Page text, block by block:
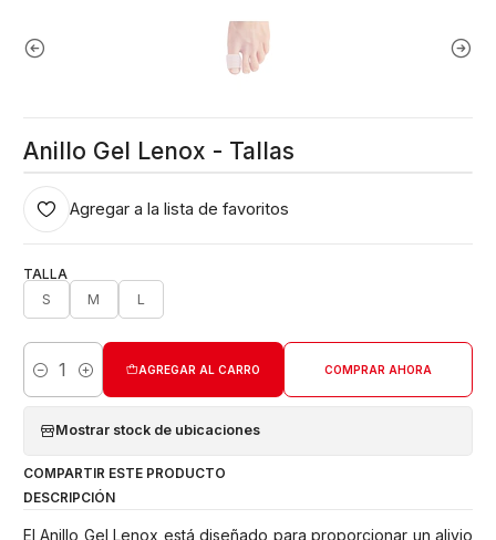
Anillo Gel Lenox - Tallas
Agregar a la lista de favoritos
TALLA
S
M L
Cantidad
AGREGAR AL CARRO COMPRAR AHORA
Mostrar stock de ubicaciones
COMPARTIR ESTE PRODUCTO
DESCRIPCIÓN
El Anillo Gel Lenox está diseñado para proporcionar un alivio